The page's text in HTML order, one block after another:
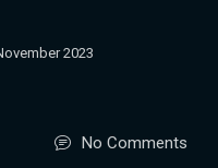
2023
No Comments